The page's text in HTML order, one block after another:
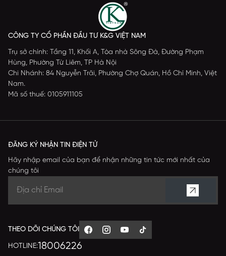
CÔNG TY CỔ PHẦN ĐẦU TƯ K&G VIỆT NAM
Trụ sở chính: Tầng 11, Khối A, Tòa nhà Sông Đà, Đường Phạm
Hùng, Phường Từ Liêm, TP Hà Nội
Chi Nhánh: 84 Nguyễn Trãi, Phường Chợ Quán, Hồ Chí Minh, Việt
Nam.
Mã số thuế: 0105911105
ĐĂNG KÝ NHẬN TIN ĐIỆN TỬ
Hãy nhập email của bạn để nhận những tin tức mới nhất của
chúng tôi
THEO DÕI CHÚNG TÔI
HOTLINE:18006226